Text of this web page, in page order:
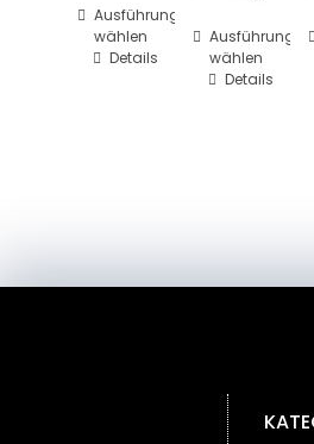
Ausführung
wählen
Dieses
Produkt
weist
der
Details
Ausführung
wählen
Dieses
Produkt
weist
auf
werden
Details